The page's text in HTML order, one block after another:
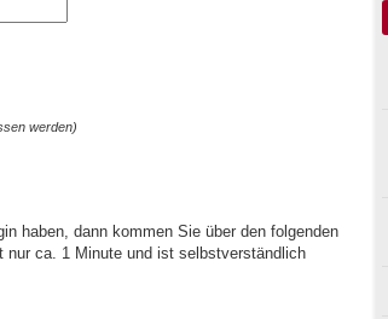
werden)
haben, dann kommen Sie über den folgenden
nur ca. 1 Minute und ist selbstverständlich